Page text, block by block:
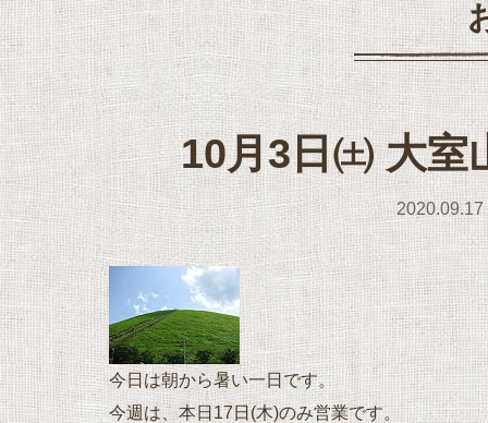
10月3日㈯ 大室
2020.09.17
今日は朝から暑い一日です。
今週は、本日17日(木)のみ営業です。